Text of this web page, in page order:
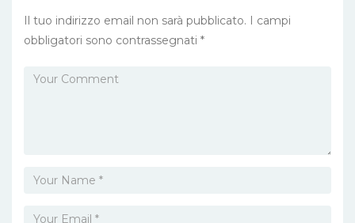
Il tuo indirizzo email non sarà pubblicato. I campi
obbligatori sono contrassegnati *